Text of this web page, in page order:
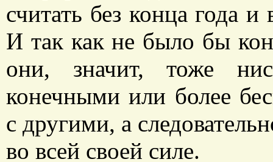
считать без конца года
И так как не было бы
они, значит, тоже
конечными или более
с другими, а
во всей своей силе.